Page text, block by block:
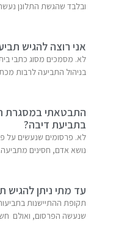
ובלבד שהגשת התלונן
אני רוצה להגיש
לא. מסמכים מסוג כתבי
בניהול התביעה לרבות
התבטאתי במסגרת
בתביעת דיבה?
לא. פרסומים שנעשים על
נושא אדם, חסינים
עד מתי ניתן להגיש
תקופת ההתיישנות
שנעשה הפרסום, ואולם